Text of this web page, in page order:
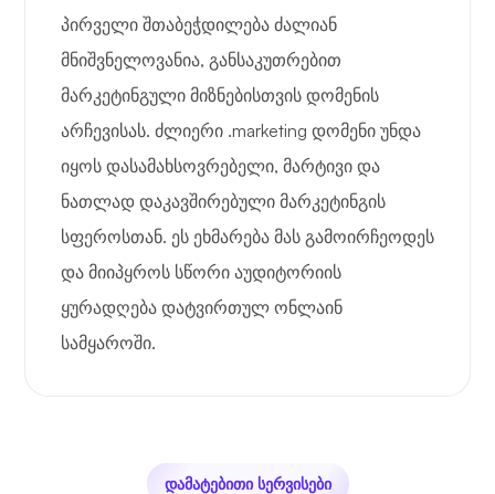
პირველი შთაბეჭდილება ძალიან
მნიშვნელოვანია, განსაკუთრებით
მარკეტინგული მიზნებისთვის დომენის
არჩევისას. ძლიერი .marketing დომენი უნდა
იყოს დასამახსოვრებელი, მარტივი და
ნათლად დაკავშირებული მარკეტინგის
სფეროსთან. ეს ეხმარება მას გამოირჩეოდეს
და მიიპყროს სწორი აუდიტორიის
ყურადღება დატვირთულ ონლაინ
სამყაროში.
დამატებითი სერვისები